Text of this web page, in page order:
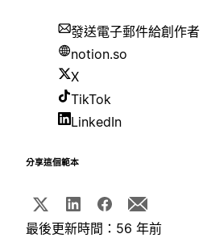
發送電子郵件給創作者
notion.so
X
TikTok
LinkedIn
分享這個範本
最後更新時間：56 年前